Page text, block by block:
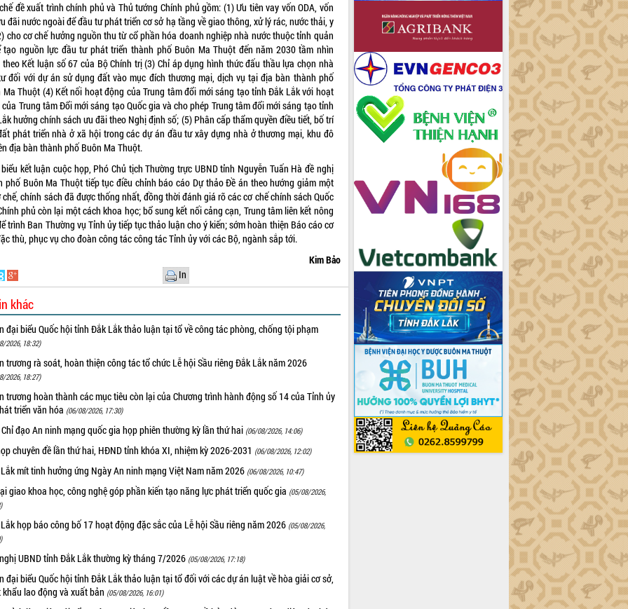
đề xuất trình chính phủ và Thủ tướng Chính phủ gồm: (1) Ưu tiên vay vốn ODA, vốn
đãi nước ngoài để đầu tư phát triển cơ sở hạ tầng về giao thông, xử lý rác, nước thải, y
cho cơ chế hưởng nguồn thu từ cổ phần hóa doanh nghiệp nhà nước thuộc tỉnh quản
tạo nguồn lực đầu tư phát triển thành phố Buôn Ma Thuột đến năm 2030 tầm nhìn
Kết luận số 67 của Bộ Chính trị (3) Chỉ áp dụng hình thức đấu thầu lựa chọn nhà
đối với dự án sử dụng đất vào mục đích thương mại, dịch vụ tại địa bàn thành phố
Ma Thuột (4) Kết nối hoạt động của Trung tâm đổi mới sáng tạo tỉnh Đắk Lắk với hoạt
Trung tâm Đổi mới sáng tạo Quốc gia và cho phép Trung tâm đổi mới sáng tạo tỉnh
hưởng chính sách ưu đãi theo Nghị định số; (5) Phân cấp thẩm quyền điều tiết, bố trí
phát triển nhà ở xã hội trong các dự án đầu tư xây dựng nhà ở thương mại, khu đô
địa bàn thành phố Buôn Ma Thuột.
kết luận cuộc họp, Phó Chủ tịch Thường trực UBND tỉnh Nguyễn Tuấn Hà đề nghị
phố Buôn Ma Thuột tiếp tục điều chỉnh báo cáo Dự thảo Đề án theo hướng giảm một
chế, chính sách đã được thống nhất, đồng thời đánh giá rõ các cơ chế chính sách Quốc
phủ còn lại một cách khoa học; bổ sung kết nối cảng cạn, Trung tâm liên kết nông
trình Ban Thường vụ Tỉnh ủy tiếp tục thảo luận cho ý kiến; sớm hoàn thiện Báo cáo cơ
thù, phục vụ cho đoàn công tác công tác Tỉnh ủy với các Bộ, ngành sắp tới.
Kim Bảo
In
khác
đại biểu Quốc hội tỉnh Đắk Lắk thảo luận tại tổ về công tác phòng, chống tội phạm
2026, 18:32)
trương rà soát, hoàn thiện công tác tổ chức Lễ hội Sầu riêng Đắk Lắk năm 2026
2026, 18:27)
trương hoàn thành các mục tiêu còn lại của Chương trình hành động số 14 của Tỉnh ủy
triển văn hóa (06/08/2026, 17:30)
đạo An ninh mạng quốc gia họp phiên thường kỳ lần thứ hai (06/08/2026, 14:06)
chuyên đề lần thứ hai, HĐND tỉnh khóa XI, nhiệm kỳ 2026-2031 (06/08/2026, 12:02)
mít tinh hưởng ứng Ngày An ninh mạng Việt Nam năm 2026 (06/08/2026, 10:47)
giao khoa học, công nghệ góp phần kiến tạo năng lực phát triển quốc gia (05/08/2026,
họp báo công bố 17 hoạt động đặc sắc của Lễ hội Sầu riêng năm 2026 (05/08/2026,
UBND tỉnh Đắk Lắk thường kỳ tháng 7/2026 (05/08/2026, 17:18)
đại biểu Quốc hội tỉnh Đắk Lắk thảo luận tại tổ đối với các dự án luật về hòa giải cơ sở,
khẩu lao động và xuất bản (05/08/2026, 16:01)